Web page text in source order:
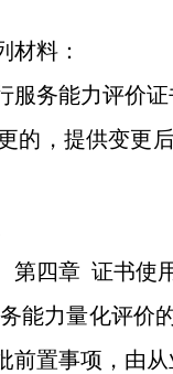
料：
务能力评价证
，提供变更
第四章 证书使
能力量化评价
置事项，由